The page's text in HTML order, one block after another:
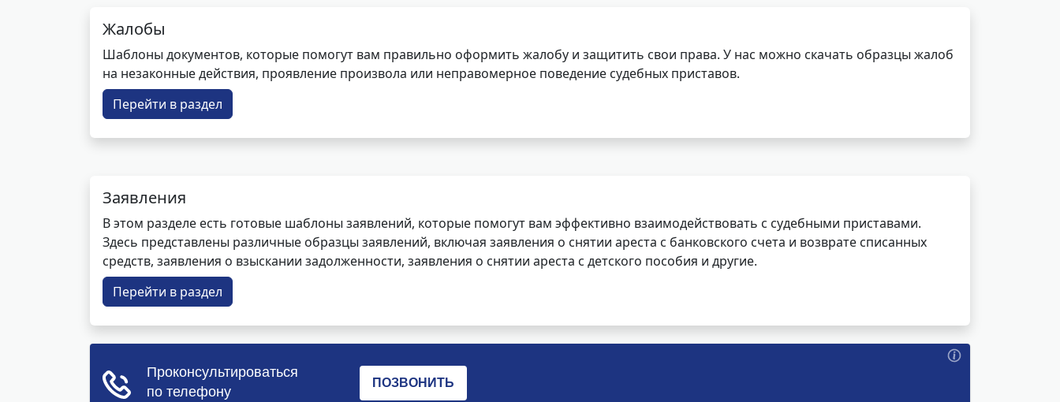
Жалобы
Шаблоны документов, которые помогут вам правильно оформить жалобу и защитить свои права. У нас можно скачать образцы жалоб
на незаконные действия, проявление произвола или неправомерное поведение судебных приставов.
Перейти в раздел
Заявления
В этом разделе есть готовые шаблоны заявлений, которые помогут вам эффективно взаимодействовать с судебными приставами.
Здесь представлены различные образцы заявлений, включая заявления о снятии ареста с банковского счета и возврате списанных
средств, заявления о взыскании задолженности, заявления о снятии ареста с детского пособия и другие.
Перейти в раздел